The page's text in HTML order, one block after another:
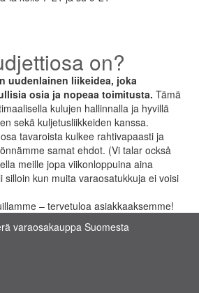
on?
uudenlainen liikeidea, joka
osia ja nopeaa toimitusta. Tämä
kulujen hallinnalla ja hyvillä
sekä kuljetusliikkeiden kanssa.
tavaroista kulkee rahtivapaasti ja
samat ehdot. (Vi talar också
meille jopa viikonloppuina aina
silloin kun muita varaosatukkuja ei voisi
– tervetuloa asiakkaaksemme!